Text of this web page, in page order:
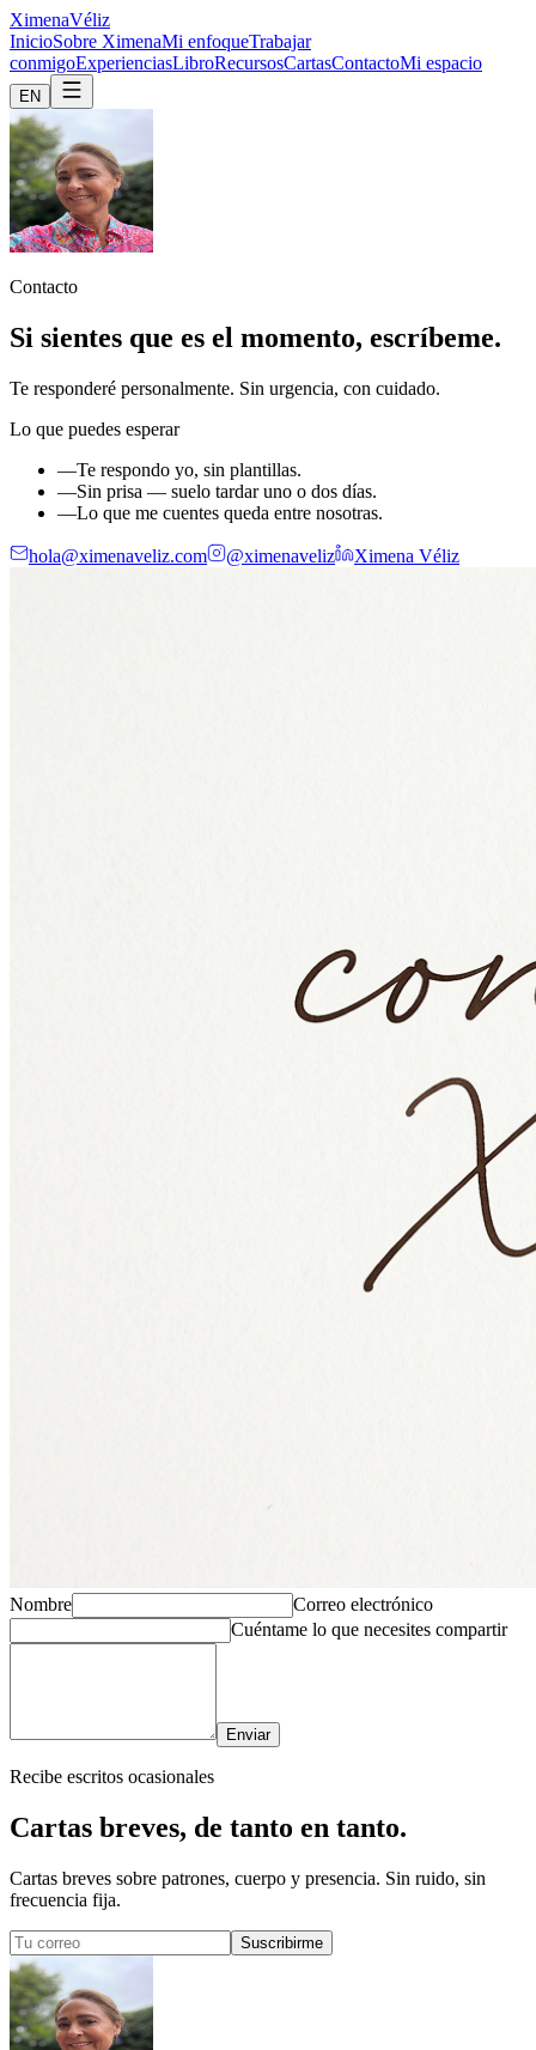
XimenaVéliz
InicioSobre XimenaMi enfoqueTrabajar
conmigoExperienciasLibroRecursosCartasContactoMi espacio
EN
Contacto
Si sientes que es el momento, escríbeme.
Te responderé personalmente. Sin urgencia, con cuidado.
Lo que puedes esperar
—Te respondo yo, sin plantillas.
—Sin prisa — suelo tardar uno o dos días.
—Lo que me cuentes queda entre nosotras.
hola@ximenaveliz.com @ximenaveliz Ximena Véliz
Nombre
Correo electrónico
Cuéntame lo que necesites compartir
Enviar
Recibe escritos ocasionales
Cartas breves, de tanto en tanto.
Cartas breves sobre patrones, cuerpo y presencia. Sin ruido, sin
frecuencia fija.
Suscribirme